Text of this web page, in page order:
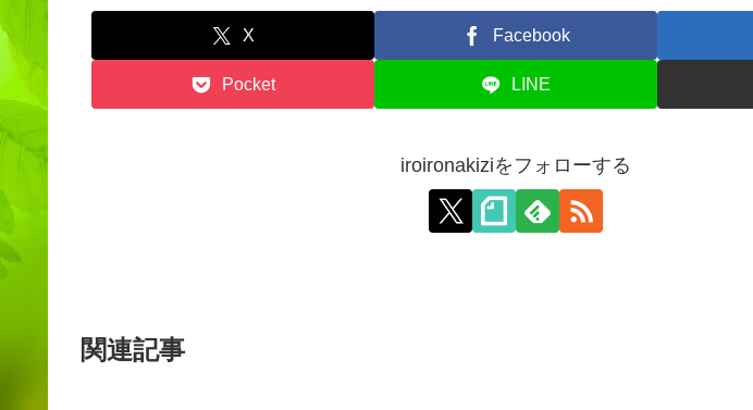
X Facebook
Pocket LINE
iroironakiziをフォローする
関連記事